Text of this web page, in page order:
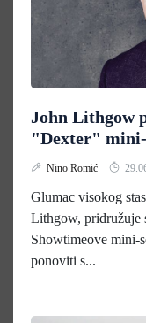
John Lithgow
"Dexter"
Nino Romić
Glumac visokog
Lithgow, pridružuje
Showtimeove mini-
ponoviti s...